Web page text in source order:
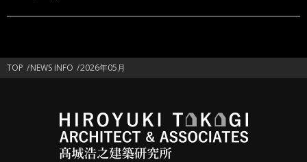
TOP NEWS INFO 2026年05月